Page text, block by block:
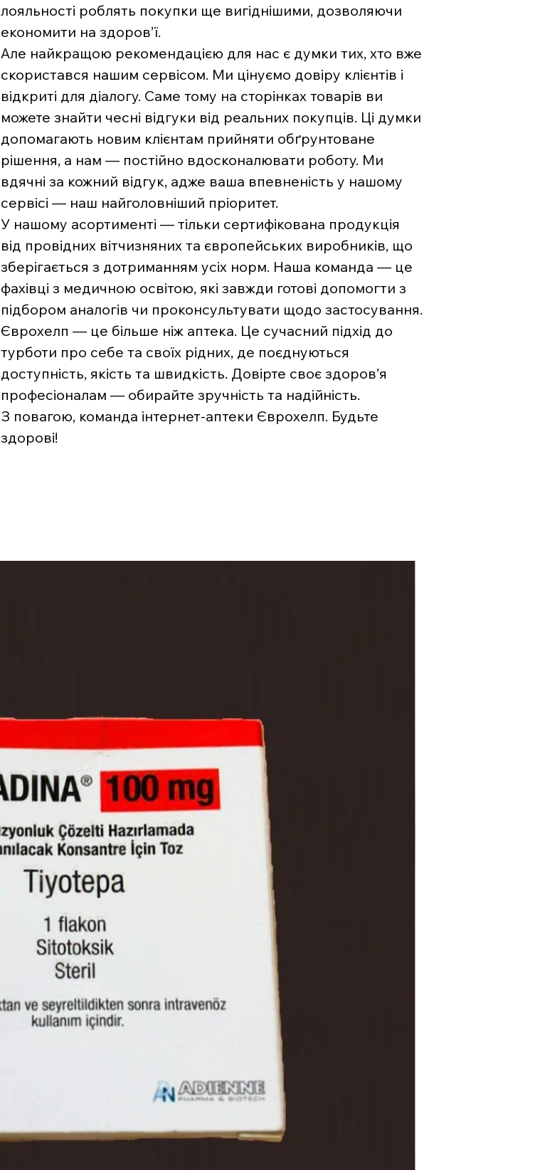
лояльності роблять покупки ще вигіднішими, дозволяючи
економити на здоров’ї.
Але найкращою рекомендацією для нас є думки тих, хто вже
скористався нашим сервісом. Ми цінуємо довіру клієнтів і
відкриті для діалогу. Саме тому на сторінках товарів ви
можете знайти чесні відгуки від реальних покупців. Ці думки
допомагають новим клієнтам прийняти обґрунтоване
рішення, а нам — постійно вдосконалювати роботу. Ми
вдячні за кожний відгук, адже ваша впевненість у нашому
сервісі — наш найголовніший пріоритет.
У нашому асортименті — тільки сертифікована продукція
від провідних вітчизняних та європейських виробників, що
зберігається з дотриманням усіх норм. Наша команда — це
фахівці з медичною освітою, які завжди готові допомогти з
підбором аналогів чи проконсультувати щодо застосування.
Єврохелп — це більше ніж аптека. Це сучасний підхід до
турботи про себе та своїх рідних, де поєднуються
доступність, якість та швидкість. Довірте своє здоров’я
професіоналам — обирайте зручність та надійність.
З повагою, команда інтернет-аптеки Єврохелп. Будьте
здорові!